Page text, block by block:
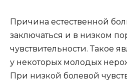
Причина естественной
заключаться и в низком
чувствительности. Такое
у некоторых молодых
При низкой болевой